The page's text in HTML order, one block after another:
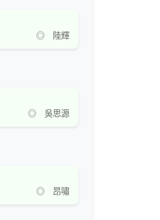
◎ 陸輝
◎ 吳思源
◎ 昂嘯